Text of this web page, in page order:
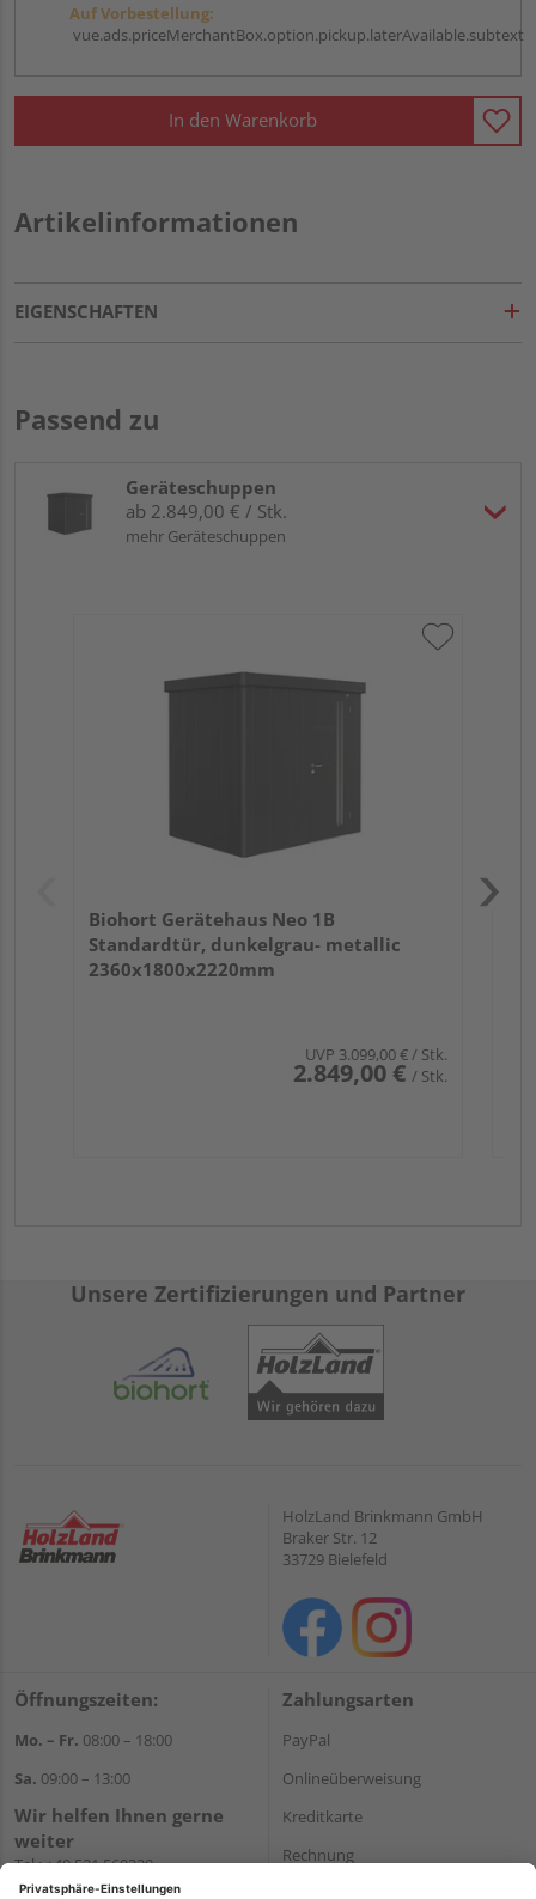
Auf Vorbestellung:
vue.ads.priceMerchantBox.option.pickup.laterAvailable.subtext
In den Warenkorb
Artikelinformationen
EIGENSCHAFTEN
Passend zu
Geräteschuppen
ab 2.849,00 € / Stk.
mehr Geräteschuppen
Biohort Gerätehaus Neo 1B
Standardtür, dunkelgrau- metallic
2360x1800x2220mm
UVP 3.099,00 €/ Stk.
2.849,00 € / Stk.
Unsere Zertifizierungen und Partner
HolzLand Brinkmann GmbH
Braker Str. 12
33729 Bielefeld
Öffnungszeiten:
Mo. – Fr. 08:00 – 18:00
Sa. 09:00 – 13:00
Wir helfen Ihnen gerne
weiter
Tel.:+49 521 560320
E-Mail:shop@holzland-
Zahlungsarten
PayPal
Onlineüberweisung
Kreditkarte
Rechnung